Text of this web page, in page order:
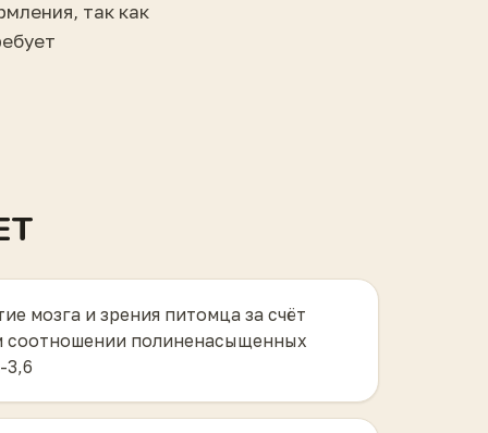
так как
мозга и зрения питомца за счёт
соотношении полиненасыщенных
3,6